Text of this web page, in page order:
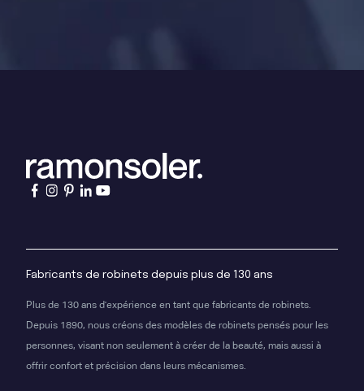
Fabricants de robinets depuis plus de 130 ans
Plus de 130 ans d'expérience en tant que fabricants de robinets.
Depuis 1890, nous créons des modèles de robinets pensés pour les
personnes, visant non seulement à créer de la beauté, mais aussi à
offrir confort et précision dans leurs mécanismes.